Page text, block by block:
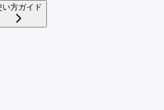
い方ガイド